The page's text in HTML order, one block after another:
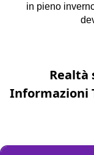
in pieno
Realtà
Informazioni